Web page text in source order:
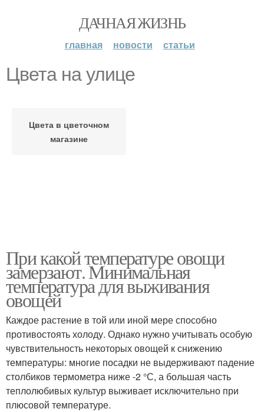
ДАЧНАЯ ЖИЗНЬ
главная новости статьи
Цвета на улице
Цвета в цветочном
магазине
При какой температуре овощи
замерзают. Минимальная
температура для выживания
овощей
Каждое растение в той или иной мере способно
противостоять холоду. Однако нужно учитывать особую
чувствительность некоторых овощей к снижению
температуры: многие посадки не выдерживают падение
столбиков термометра ниже -2 °С, а большая часть
теплолюбивых культур выживает исключительно при
плюсовой температуре.